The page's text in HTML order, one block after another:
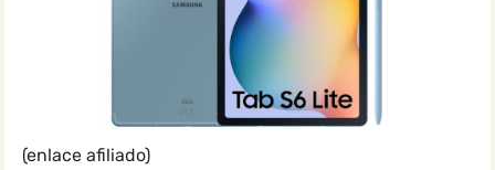
(enlace afiliado)